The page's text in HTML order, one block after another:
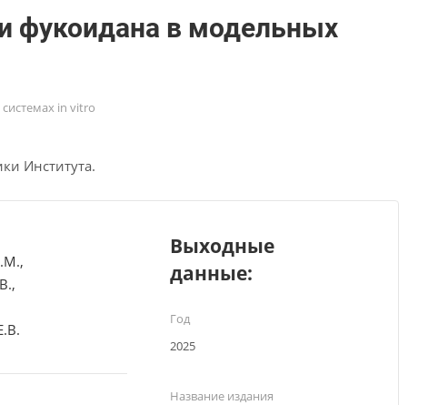
фукоидана в модельных
in vitro
Института.
Выходные
данные:
Год
2025
Название издания